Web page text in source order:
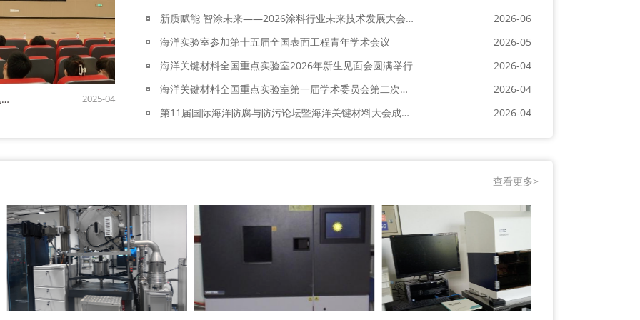
海洋关键材料全国重点实验室举办2025年新生见面会：叩启科研新征程 2025-04
新质赋能 智涂未来——2026涂料行业未来技术发展大会在甬成功举办
2026-06
海洋实验室参加第十五届全国表面工程青年学术会议
2026-05
海洋关键材料全国重点实验室2026年新生见面会圆满举行
2026-04
海洋关键材料全国重点实验室第一届学术委员会第二次会议成功召开
2026-04
第11届国际海洋防腐与防污论坛暨海洋关键材料大会成功举办
2026-04
查看更多>